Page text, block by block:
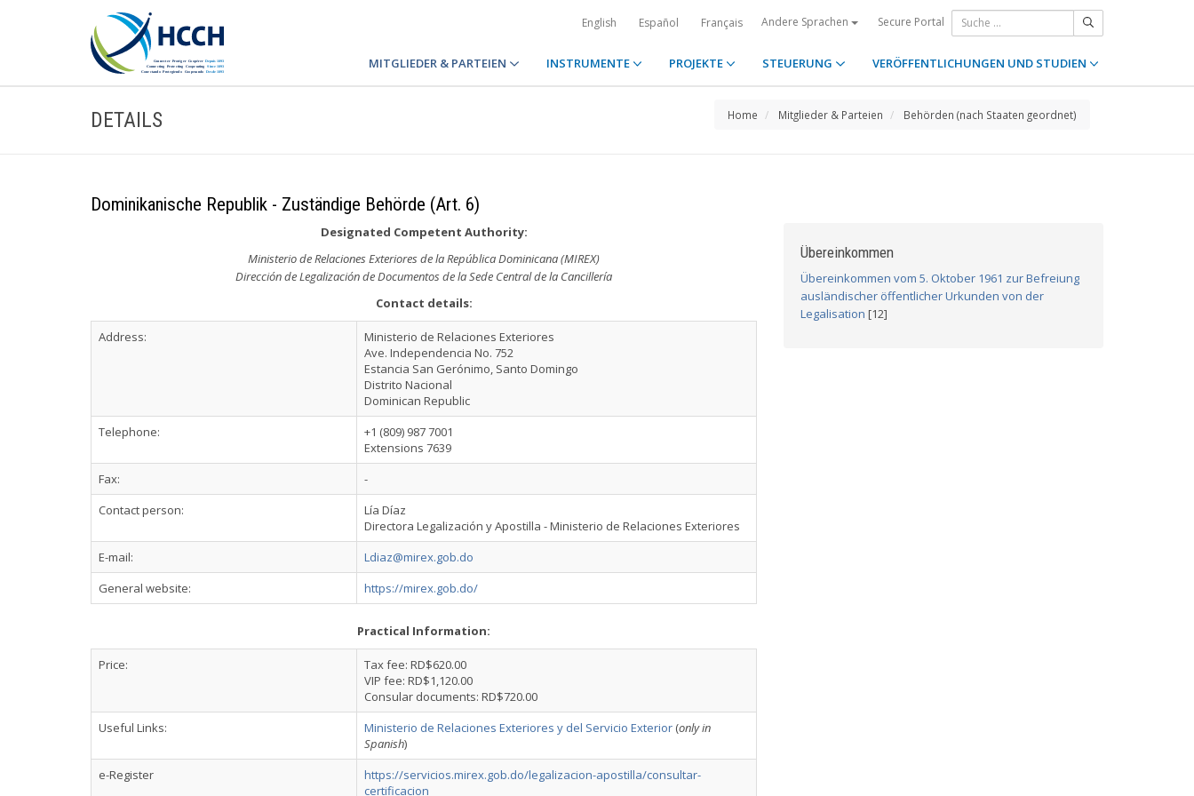
English Español Français Andere Sprachen Secure Portal
MITGLIEDER & PARTEIEN INSTRUMENTE PROJEKTE STEUERUNG VERÖFFENTLICHUNGEN UND STUDIEN
DETAILS Home Mitglieder & Parteien Behörden (nach Staaten geordnet)
Dominikanische Republik - Zuständige Behörde (Art. 6)
Designated Competent Authority:
Ministerio de Relaciones Exteriores de la República Dominicana (MIREX)
Dirección de Legalización de Documentos de la Sede Central de la Cancillería
Contact details:
Address:
Ministerio de Relaciones Exteriores
Ave. Independencia No. 752
Estancia San Gerónimo, Santo Domingo
Distrito Nacional
Dominican Republic
Telephone:
+1 (809) 987 7001
Extensions 7639
Fax:
-
Contact person:
Lía Díaz
Directora Legalización y Apostilla - Ministerio de Relaciones Exteriores
E-mail:
Ldiaz@mirex.gob.do
General website:
https://mirex.gob.do/
Practical Information:
Price:
Tax fee: RD$620.00
VIP fee: RD$1,120.00
Consular documents: RD$720.00
Useful Links:
Ministerio de Relaciones Exteriores y del Servicio Exterior (only in
Spanish)
e-Register
https://servicios.mirex.gob.do/legalizacion-apostilla/consultar-
certificacion
Übereinkommen
Übereinkommen vom 5. Oktober 1961 zur Befreiung
ausländischer öffentlicher Urkunden von der
Legalisation [12]